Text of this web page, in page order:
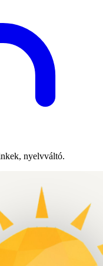
nyelvváltó.